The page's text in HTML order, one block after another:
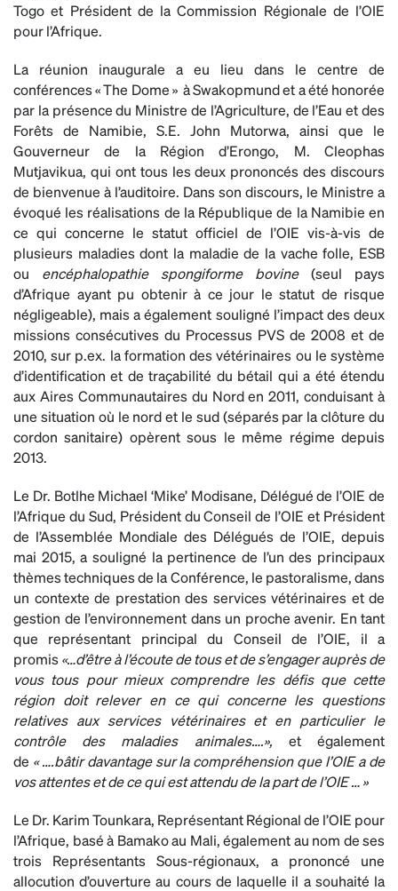
Togo et Président de la Commission Régionale de l’OIE
pour l’Afrique.
La réunion inaugurale a eu lieu dans le centre de
conférences « The Dome » à Swakopmund et a été honorée
par la présence du Ministre de l’Agriculture, de l’Eau et des
Forêts de Namibie, S.E. John Mutorwa, ainsi que le
Gouverneur de la Région d’Erongo, M. Cleophas
Mutjavikua, qui ont tous les deux prononcés des discours
de bienvenue à l’auditoire. Dans son discours, le Ministre a
évoqué les réalisations de la République de la Namibie en
ce qui concerne le statut officiel de l’OIE vis-à-vis de
plusieurs maladies dont la maladie de la vache folle, ESB
ou encéphalopathie spongiforme bovine(seul pays
d’Afrique ayant pu obtenir à ce jour le statut de risque
négligeable), mais a également souligné l’impact des deux
missions consécutives du Processus PVS de 2008 et de
2010, sur p.ex. la formation des vétérinaires ou le système
d’identification et de traçabilité du bétail qui a été étendu
aux Aires Communautaires du Nord en 2011, conduisant à
une situation où le nord et le sud (séparés par la clôture du
cordon sanitaire) opèrent sous le même régime depuis
2013.
Le Dr. Botlhe Michael ‘Mike’ Modisane, Délégué de l’OIE de
l’Afrique du Sud, Président du Conseil de l’OIE et Président
de l’Assemblée Mondiale des Délégués de l’OIE, depuis
mai 2015, a souligné la pertinence de l’un des principaux
thèmes techniques de la Conférence, le pastoralisme, dans
un contexte de prestation des services vétérinaires et de
gestion de l’environnement dans un proche avenir. En tant
que représentant principal du Conseil de l’OIE, il a
promis«…d’être à l’écoute de tous et de s’engager auprès de
vous tous pour mieux comprendre les défis que cette
région doit relever en ce qui concerne les questions
relatives aux services vétérinaires et en particulier le
contrôle des maladies animales….», et également
de « ….bâtir davantage sur la compréhension que l’OIE a de
vos attentes et de ce qui est attendu de la part de l’OIE … »
Le Dr. Karim Tounkara, Représentant Régional de l’OIE pour
l’Afrique, basé à Bamako au Mali, également au nom de ses
trois Représentants Sous-régionaux, a prononcé une
allocution d’ouverture au cours de laquelle il a souhaité la